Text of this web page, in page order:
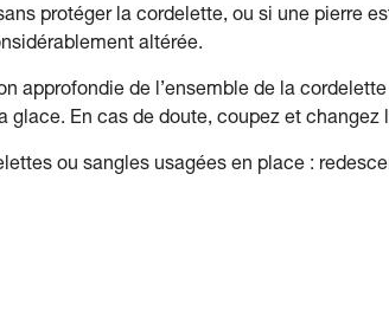
protéger la cordelette, ou si une pierre
altérée.
approfondie de l’ensemble de la
glace. En cas de doute, coupez et changez
ou sangles usagées en place :